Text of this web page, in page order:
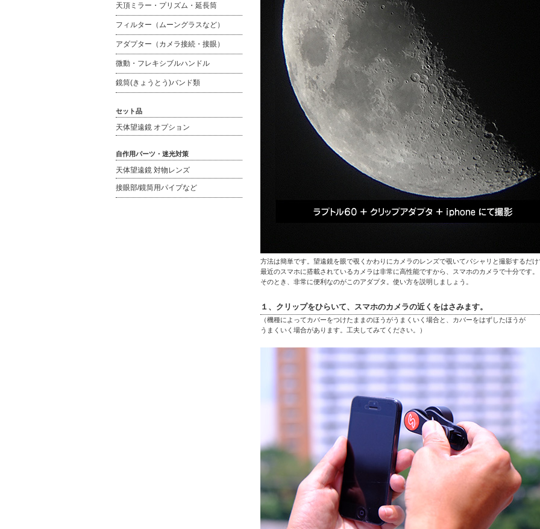
方法は簡単です。望遠鏡を眼で覗くかわりにカメラのレンズで覗いてパシャリと撮影するだ
最近のスマホに搭載されているカメラは非常に高性能ですから、スマホのカメラで十分です。
そのとき、非常に便利なのがこのアダプタ。使い方を説明しましょう。
１、クリップをひらいて、スマホのカメラの近くをはさみます。
（機種によってカバーをつけたままのほうがうまくいく場合と、カバーをはずしたほうが
うまくいく場合があります。工夫してみてください。）
天頂ミラー・プリズム・延長筒
フィルター（ムーングラスなど）
アダプター（カメラ接続・接眼）
微動・フレキシブルハンドル
鏡筒(きょうとう)バンド類
セット品
天体望遠鏡 オプション
自作用パーツ・迷光対策
天体望遠鏡 対物レンズ
接眼部/鏡筒用パイプなど